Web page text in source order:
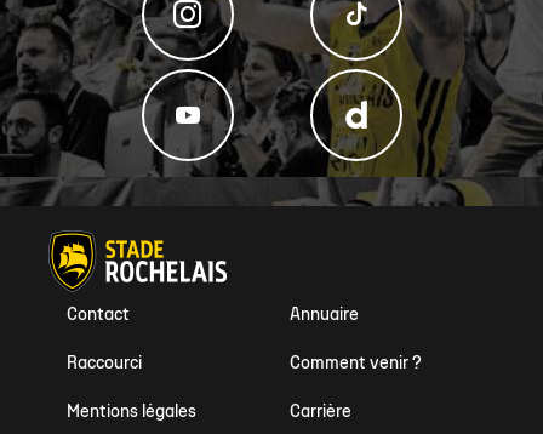
Annuaire
Contact
Comment venir ?
Raccourci
Carrière
Mentions légales